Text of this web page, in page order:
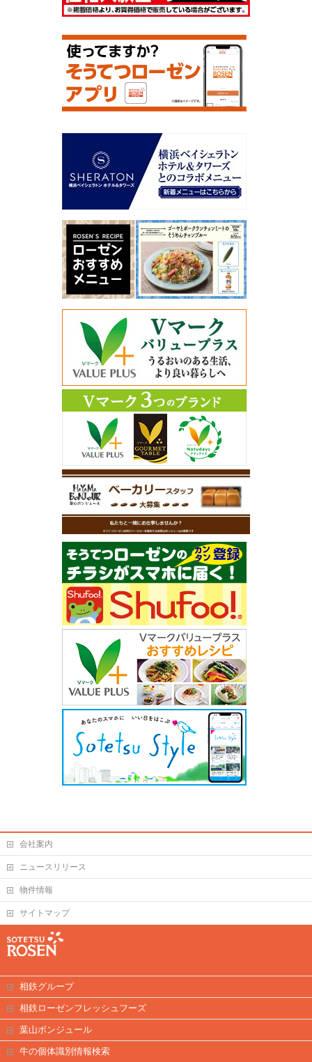
会社案内
ニュースリリース
物件情報
サイトマップ
相鉄グループ
相鉄ローゼンフレッシュフーズ
葉山ボンジュール
牛の個体識別情報検索